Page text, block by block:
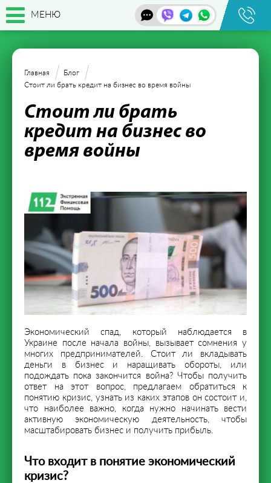
МЕНЮ
Главная
Блог
Стоит ли брать кредит на бизнес во время войны
Стоит ли брать
кредит на бизнес во
время войны
Экономический спад, который наблюдается в
Украине после начала войны, вызывает сомнения у
многих предпринимателей. Стоит ли вкладывать
деньги в бизнес и наращивать обороты, или
подождать пока закончится война? Чтобы получить
ответ на этот вопрос, предлагаем обратиться к
понятию кризис, узнать из каких этапов он состоит и,
что наиболее важно, когда нужно начинать вести
активную экономическую деятельность, чтобы
масштабировать бизнес и получить прибыль.
Что входит в понятие экономический
кризис?